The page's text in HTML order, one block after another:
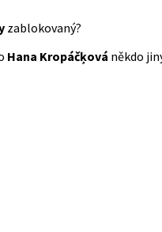
zablokovaný?
Hana Kropáčķová někdo